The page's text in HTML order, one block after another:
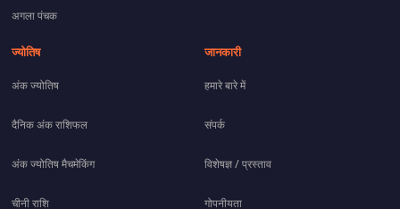
अगला पंचक
ज्योतिष
अंक ज्योतिष
दैनिक अंक राशिफल
अंक ज्योतिष मैचमेकिंग
चीनी राशि
जानकारी
हमारे बारे में
संपर्क
विशेषज्ञ / प्रस्ताव
गोपनीयता